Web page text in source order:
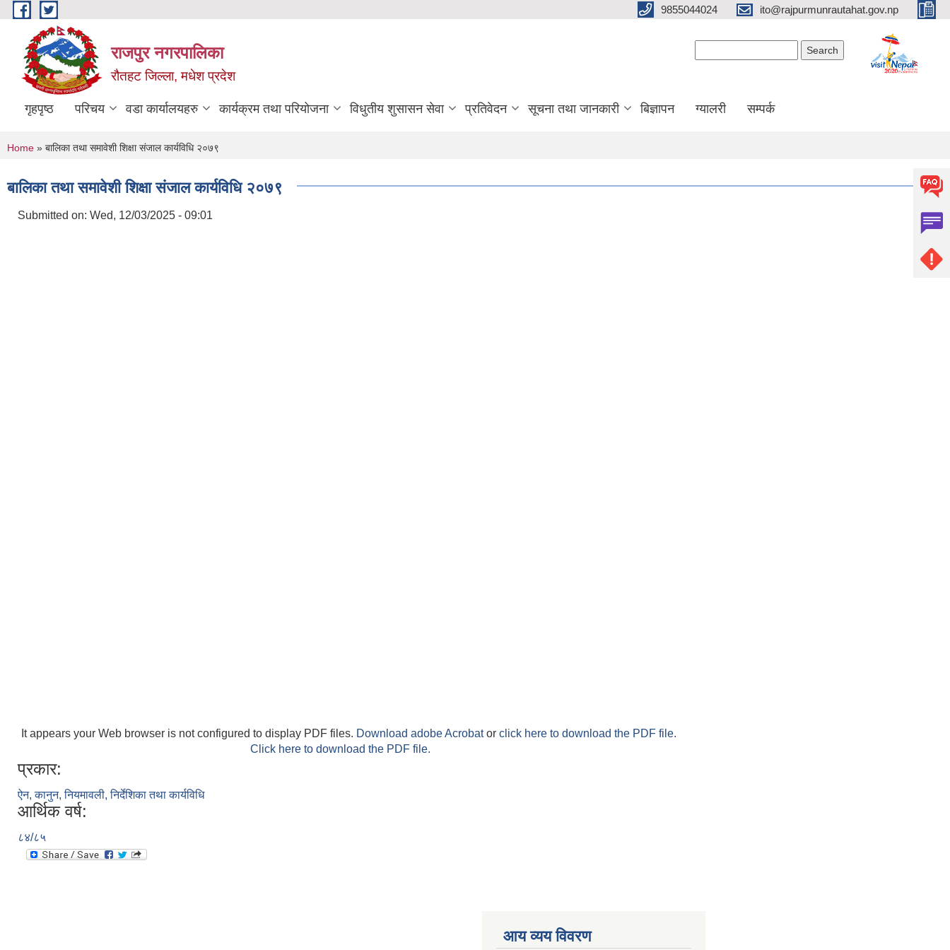
Skip to main content 9855044024 ito@rajpurmunrautahat.gov.np
राजपुर नगरपालिका
रौतहट जिल्ला, मधेश प्रदेश
गृहपृष्ठ परिचय वडा कार्यालयहरु कार्यक्रम तथा परियोजना विधुतीय शुसासन सेवा प्रतिवेदन सूचना तथा जानकारी बिज्ञापन ग्यालरी सम्पर्क
You are here
Home » बालिका तथा समावेशी शिक्षा संजाल कार्यविधि २०७९
बालिका तथा समावेशी शिक्षा संजाल कार्यविधि २०७९
Submitted on: Wed, 12/03/2025 - 09:01
It appears your Web browser is not configured to display PDF files. Download adobe Acrobator click here to download the PDF file.
Click here to download the PDF file.
प्रकार:
ऐन, कानुन, नियमावली, निर्देशिका तथा कार्यविधि
आर्थिक वर्ष:
८४/८५
आय व्यय विवरण